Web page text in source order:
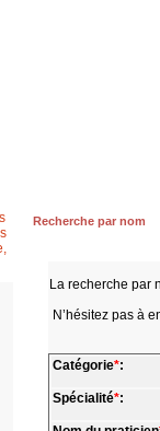
Recherche par nom
La recherche par
N’hésitez pas à
Catégorie*:
Spécialité*: